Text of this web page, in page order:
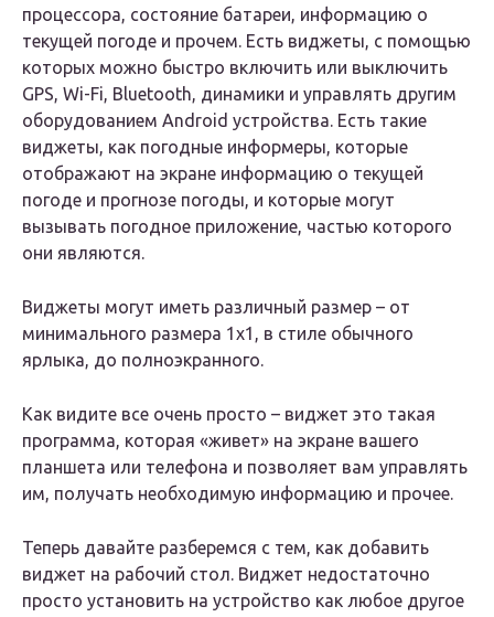
процессора, состояние батареи, информацию о
текущей погоде и прочем. Есть виджеты, с помощью
которых можно быстро включить или выключить
GPS, Wi-Fi, Bluetooth, динамики и управлять другим
оборудованием Android устройства. Есть такие
виджеты, как погодные информеры, которые
отображают на экране информацию о текущей
погоде и прогнозе погоды, и которые могут
вызывать погодное приложение, частью которого
они являются.
Виджеты могут иметь различный размер – от
минимального размера 1х1, в стиле обычного
ярлыка, до полноэкранного.
Как видите все очень просто – виджет это такая
программа, которая «живет» на экране вашего
планшета или телефона и позволяет вам управлять
им, получать необходимую информацию и прочее.
Теперь давайте разберемся с тем, как добавить
виджет на рабочий стол. Виджет недостаточно
просто установить на устройство как любое другое